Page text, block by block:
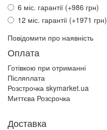
6 міс. гарантії (+986 грн)
12 міс. гарантії (+1971 грн)
Повідомити про наявність
Оплата
Готівкою при отриманні
Післяплата
Розстрочка skymarket.ua
Миттєва Розсрочка
Доставка